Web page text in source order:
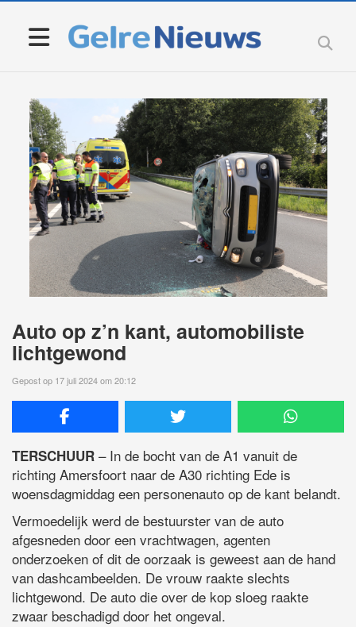
Auto op z’n kant, automobiliste
lichtgewond
Gepost op 17 juli 2024 om 20:12
TERSCHUUR – In de bocht van de A1 vanuit de
richting Amersfoort naar de A30 richting Ede is
woensdagmiddag een personenauto op de kant belandt.
Vermoedelijk werd de bestuurster van de auto
afgesneden door een vrachtwagen, agenten
onderzoeken of dit de oorzaak is geweest aan de hand
van dashcambeelden. De vrouw raakte slechts
lichtgewond. De auto die over de kop sloeg raakte
zwaar beschadigd door het ongeval.